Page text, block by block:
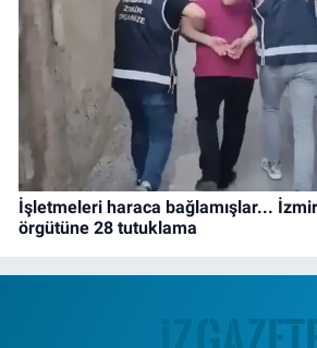
İşletmeleri haraca bağlamışlar...
örgütüne 28 tutuklama